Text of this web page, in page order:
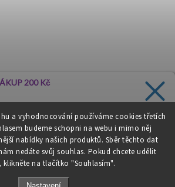
a vyhodnocování používáme cookies třetích
budeme schopni na webu i mimo něj
nabídky našich produktů. Sběr těchto dat
nedáte svůj souhlas. Pokud chcete udělit
klikněte na tlačítko "Souhlasím".
- odstoupení od smlouvy
200 Kč
schránky!